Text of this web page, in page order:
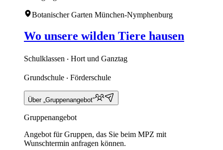
Botanischer Garten München-Nymphenburg
Wo unsere wilden Tiere hausen
Schulklassen ‧ Hort und Ganztag
Grundschule ‧ Förderschule
Über „Gruppenangebot“
Gruppenangebot
Angebot für Gruppen, das Sie beim MPZ mit
Wunschtermin anfragen können.